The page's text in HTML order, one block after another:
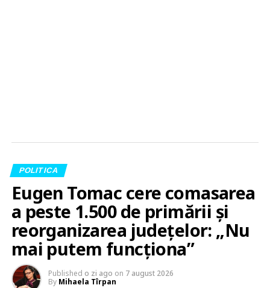
POLITICA
Eugen Tomac cere comasarea
a peste 1.500 de primării și
reorganizarea județelor: „Nu
mai putem funcționa”
Published o zi ago on 7 august 2026
By Mihaela Tîrpan